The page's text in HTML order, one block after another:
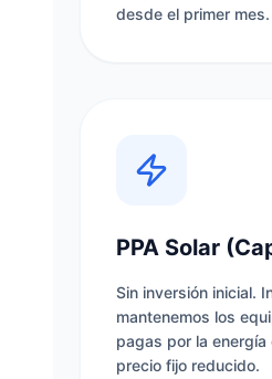
desde el primer mes.
PPA Solar
Sin inversión inicial.
mantenemos los
pagas por la energía
precio fijo reducido.